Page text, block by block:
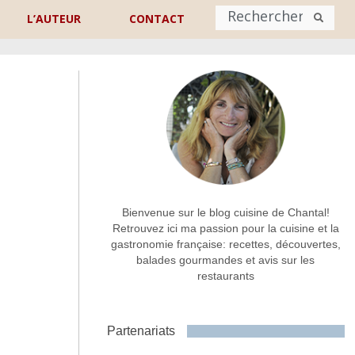
L’AUTEUR CONTACT
Nom
Commentaire ou message *
Bienvenue sur le blog cuisine de Chantal!
Retrouvez ici ma passion pour la cuisine et la
gastronomie française: recettes, découvertes,
balades gourmandes et avis sur les
restaurants
Partenariats